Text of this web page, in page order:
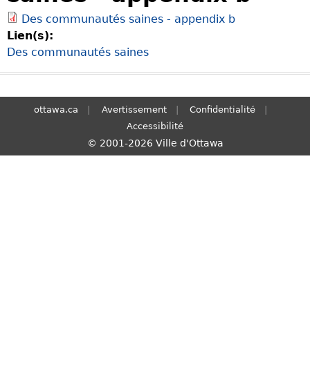
y
o
u
r
S
h
Des communautés saines - appendix b
Lien(s):
Des communautés saines
ottawa.ca Avertissement
Confidentialité
Accessibilité
© 2001-2026 Ville d'Ottawa